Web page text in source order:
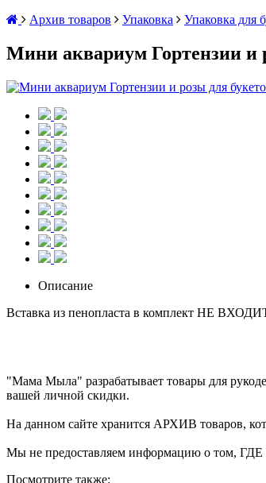
Архив товаров
Упаковка Упаковка для
Мини аквариум Гортензии и
Описание
Вставка из пенопласта в комплект НЕ
"Мама Мыла" разрабатывает товары для
вашей личной скидки.
На данном сайте хранится АРХИВ товаров,
Мы не предоставляем информацию о том, ГДЕ
Посмотрите также: